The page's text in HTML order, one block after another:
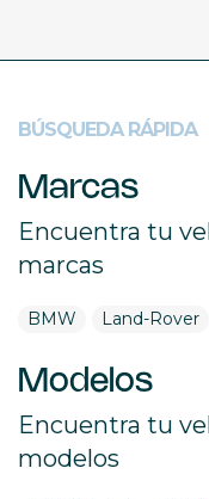
BÚSQUEDA RÁPIDA
Marcas
Encuentra tu
marcas
BMW Land-Rover
Modelos
Encuentra tu
modelos